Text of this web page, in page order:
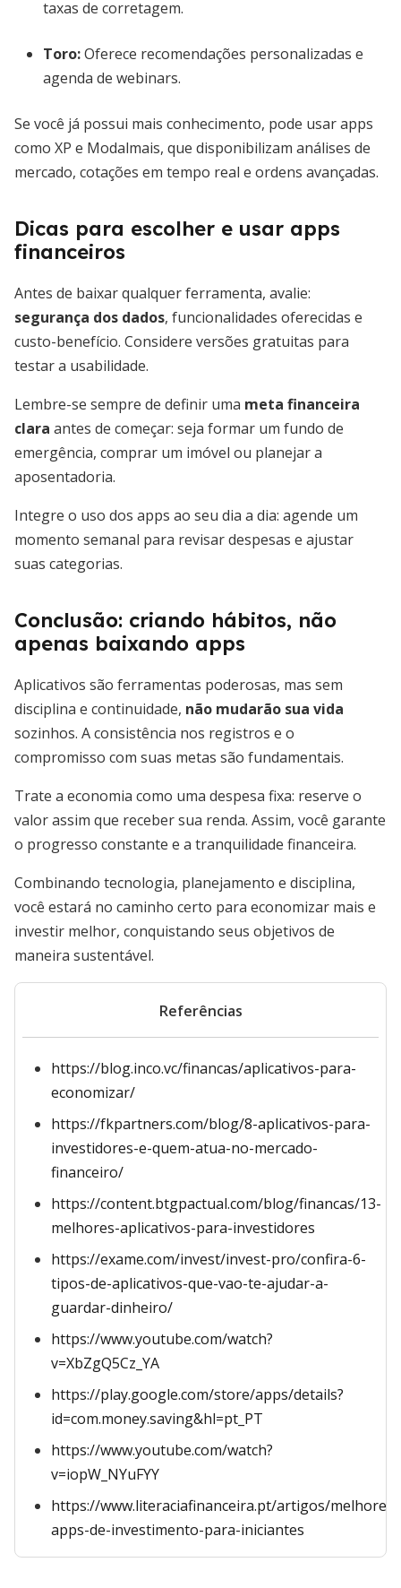
taxas de corretagem.
Toro:Oferece recomendações personalizadas e
agenda de webinars.
Se você já possui mais conhecimento, pode usar apps
como XP e Modalmais, que disponibilizam análises de
mercado, cotações em tempo real e ordens avançadas.
Dicas para escolher e usar apps
financeiros
Antes de baixar qualquer ferramenta, avalie:
segurança dos dados, funcionalidades oferecidas e
custo-benefício. Considere versões gratuitas para
testar a usabilidade.
Lembre-se sempre de definir uma meta financeira
clara antes de começar: seja formar um fundo de
emergência, comprar um imóvel ou planejar a
aposentadoria.
Integre o uso dos apps ao seu dia a dia: agende um
momento semanal para revisar despesas e ajustar
suas categorias.
Conclusão: criando hábitos, não
apenas baixando apps
Aplicativos são ferramentas poderosas, mas sem
disciplina e continuidade, não mudarão sua vida
sozinhos. A consistência nos registros e o
compromisso com suas metas são fundamentais.
Trate a economia como uma despesa fixa: reserve o
valor assim que receber sua renda. Assim, você garante
o progresso constante e a tranquilidade financeira.
Combinando tecnologia, planejamento e disciplina,
você estará no caminho certo para economizar mais e
investir melhor, conquistando seus objetivos de
maneira sustentável.
Referências
https://blog.inco.vc/financas/aplicativos-para-
economizar/
https://fkpartners.com/blog/8-aplicativos-para-
investidores-e-quem-atua-no-mercado-
financeiro/
https://content.btgpactual.com/blog/financas/13-
melhores-aplicativos-para-investidores
https://exame.com/invest/invest-pro/confira-6-
tipos-de-aplicativos-que-vao-te-ajudar-a-
guardar-dinheiro/
https://www.youtube.com/watch?
v=XbZgQ5Cz_YA
https://play.google.com/store/apps/details?
id=com.money.saving&hl=pt_PT
https://www.youtube.com/watch?
v=iopW_NYuFYY
https://www.literaciafinanceira.pt/artigos/melhores-
apps-de-investimento-para-iniciantes